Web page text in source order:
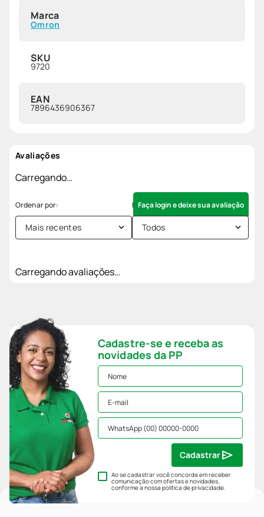
Marca
Omron
SKU
9720
EAN
7896436906367
Avaliações
Carregando…
Faça login e deixe sua avaliação
Mais recentes Todos
Carregando avaliações…
Cadastre-se e receba as
novidades da PP
Ao se cadastrar você concorda em receber
comunicação com ofertas e novidades,
conforme a nossapolítica de privacidade.
Cadastrar